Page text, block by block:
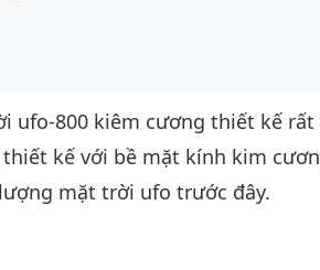
ufo-800 kiêm cương thiết kế
kế với bề mặt kính kim
mặt trời ufo trước đây.